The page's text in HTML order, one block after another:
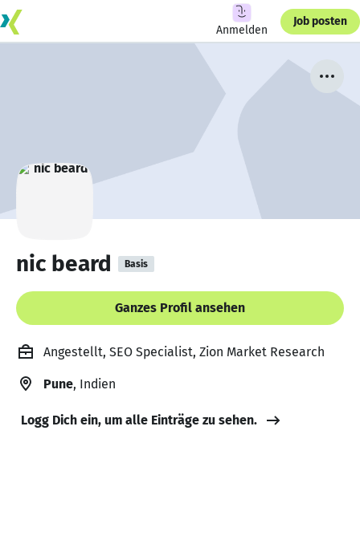
Anmelden
Job posten
nic beard Basis
Ganzes Profil ansehen
Angestellt, SEO Specialist, Zion Market Research
Pune, Indien
Logg Dich ein, um alle Einträge zu sehen.